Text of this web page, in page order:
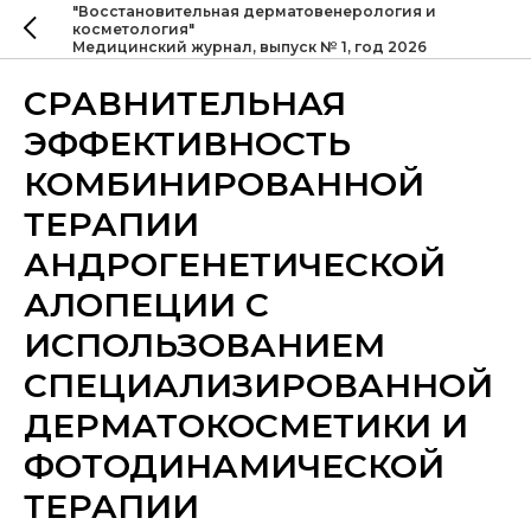
"Восстановительная дерматовенерология и
косметология"
Медицинский журнал, выпуск № 1, год 2026
СРАВНИТЕЛЬНАЯ
ЭФФЕКТИВНОСТЬ
КОМБИНИРОВАННОЙ
ТЕРАПИИ
АНДРОГЕНЕТИЧЕСКОЙ
АЛОПЕЦИИ С
ИСПОЛЬЗОВАНИЕМ
СПЕЦИАЛИЗИРОВАННОЙ
ДЕРМАТОКОСМЕТИКИ И
ФОТОДИНАМИЧЕСКОЙ
ТЕРАПИИ